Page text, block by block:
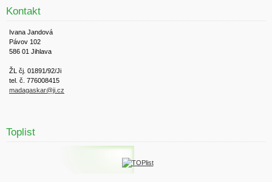
Kontakt
Ivana Jandová
Pávov 102
586 01 Jihlava
ŽL čj. 01891/92/Ji
tel. č. 776008415
madagaskar@ji.cz
Toplist